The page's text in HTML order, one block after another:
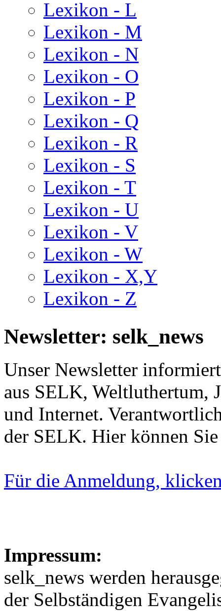
Lexikon - L
Lexikon - M
Lexikon - N
Lexikon - O
Lexikon - P
Lexikon - Q
Lexikon - R
Lexikon - S
Lexikon - T
Lexikon - U
Lexikon - V
Lexikon - W
Lexikon - X,Y
Lexikon - Z
Newsletter: selk_news
Unser Newsletter
aus SELK, Weltluthertum,
und Internet.
der SELK. Hier können
Für die Anmeldung,
Impressum:
selk_news werden
der Selbständigen